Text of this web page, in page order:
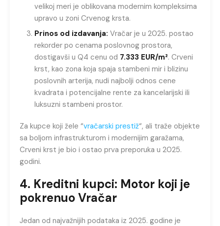
velikoj meri je oblikovana modernim kompleksima
upravo u zoni Crvenog krsta.
Prinos od izdavanja: Vračar je u 2025. postao
rekorder po cenama poslovnog prostora,
dostigavši u Q4 cenu od 7.333 EUR/m². Crveni
krst, kao zona koja spaja stambeni mir i blizinu
poslovnih arterija, nudi najbolji odnos cene
kvadrata i potencijalne rente za kancelarijski ili
luksuzni stambeni prostor.
Za kupce koji žele “vračarski prestiž“, ali traže objekte
sa boljom infrastrukturom i modernijim garažama,
Crveni krst je bio i ostao prva preporuka u 2025.
godini.
4. Kreditni kupci: Motor koji je
pokrenuo Vračar
Jedan od najvažnijih podataka iz 2025. godine je